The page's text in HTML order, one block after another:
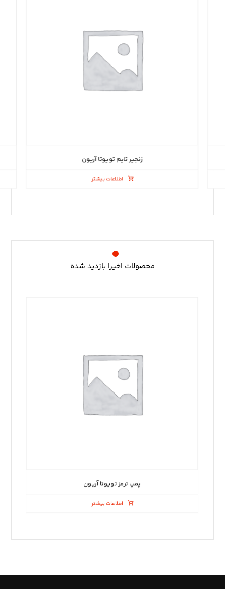
زنجیر تایم تویوتا آریون
اطلاعات بیشتر
محصولات اخیرا بازدید شده
پمپ ترمز تویوتا آریون
اطلاعات بیشتر